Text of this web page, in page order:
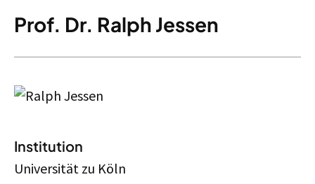
Prof. Dr. Ralph Jessen
Institution
Universität zu Köln